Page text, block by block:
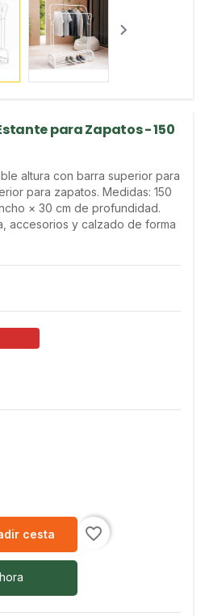

para Zapatos - 150
altura con barra superior para
para zapatos. Medidas: 150
× 30 cm de profundidad.
accesorios y calzado de forma
cesta favorite_border